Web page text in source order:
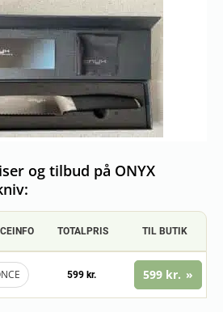
og tilbud på ONYX
TOTALPRIS TIL BUTIK
599 kr. 599 kr.